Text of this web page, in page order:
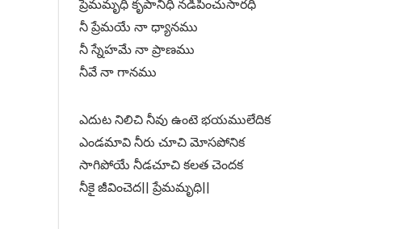
ప్రేమమృధి కృపానిధీ నడిపించుసారధి
నీ ప్రేమయే నా ధ్యానము
నీ స్నేహమే నా ప్రాణము
నీవే నా గానము
ఎదుట నిలిచి నీవు ఉంటె భయములేదిక
ఎండమావి నీరు చూచి మోసపోనిక
సాగిపోయే నీడచూచి కలత చెందక
నీకై జీవించెద|| ప్రేమమృధి||